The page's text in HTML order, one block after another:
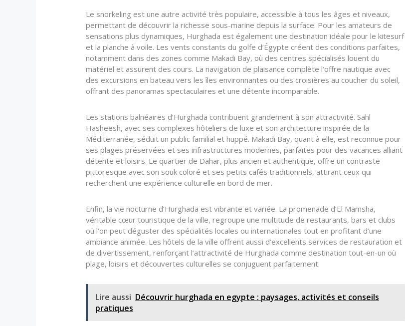
Le snorkeling est une autre activité très populaire, accessible à tous les âges et niveaux,
permettant de découvrir la richesse sous-marine depuis la surface. Pour les amateurs de
sensations plus dynamiques, Hurghada est également une destination idéale pour le kitesurf
et la planche à voile. Les vents constants du golfe d’Égypte créent des conditions parfaites,
notamment dans des zones comme Makadi Bay, où des centres spécialisés louent du
matériel et assurent des cours. La navigation de plaisance complète l’offre nautique avec
des excursions en bateau vers les îles environnantes ou des croisières au coucher du soleil,
offrant des panoramas spectaculaires et une détente incomparable.
Les stations balnéaires d’Hurghada contribuent grandement à son attractivité. Sahl
Hasheesh, avec ses complexes hôteliers de luxe et son architecture inspirée de la
Méditerranée, séduit un public familial et huppé. Makadi Bay, quant à elle, est reconnue pour
ses plages préservées et ses infrastructures modernes, parfaites pour des vacances alliant
détente et loisirs. Le quartier de Dahar, plus ancien et authentique, offre un contraste
pittoresque avec son souk coloré et ses petits cafés traditionnels, attirant ceux qui
recherchent une expérience culturelle en bord de mer.
Enfin, la vie nocturne d’Hurghada est vibrante et variée. La promenade d’El Mamsha,
véritable cœur touristique de la ville, regroupe une multitude de restaurants, bars et clubs
où l’on peut déguster des spécialités locales ou internationales tout en profitant d’une
ambiance animée. Les hôtels de la ville offrent aussi d’excellents services de restauration et
de divertissement, renforçant l’attractivité de Hurghada comme destination tout-en-un où
plage, loisirs et découvertes culturelles se conjuguent parfaitement.
Lire aussi Découvrir hurghada en egypte : paysages, activités et conseils
pratiques